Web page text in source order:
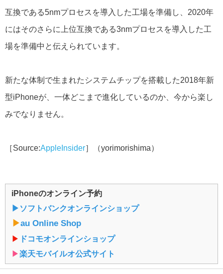
互換である5nmプロセスを導入した工場を準備し、2020年
にはそのさらに上位互換である3nmプロセスを導入した工
場を準備中と伝えられています。
新たな体制で生まれたシステムチップを搭載した2018年新
型iPhoneが、一体どこまで進化しているのか、今から楽し
みでなりません。
［Source:AppleInsider］（yorimorishima）
iPhoneのオンライン予約
▶︎ソフトバンクオンラインショップ
▶︎au Online Shop
▶︎ ドコモオンラインショップ
▶︎楽天モバイルオ公式サイト